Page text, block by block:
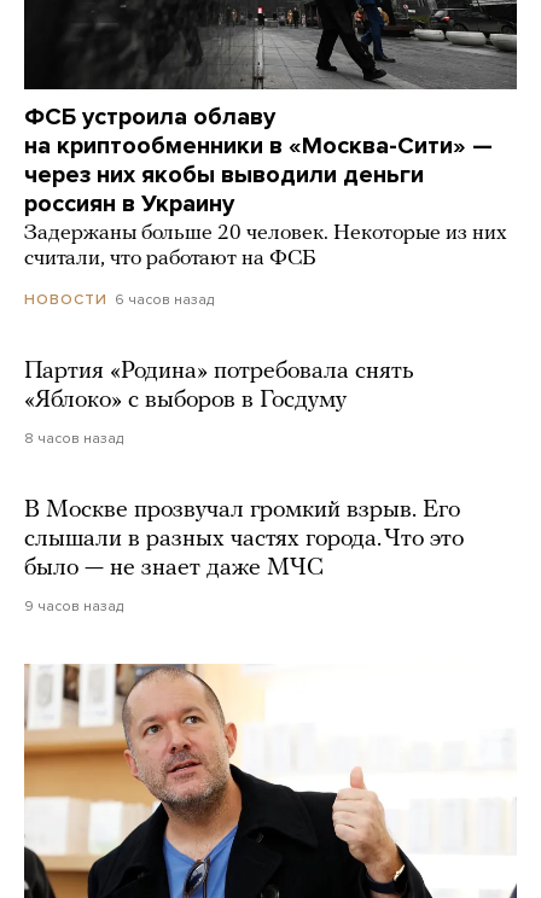
ФСБ устроила облаву
на криптообменники в «Москва-Сити» —
через них якобы выводили деньги
россиян в Украину
Задержаны больше 20 человек. Некоторые из них
считали, что работают на ФСБ
НОВОСТИ 6 часов назад
Партия «Родина» потребовала снять
«Яблоко» с выборов в Госдуму
8 часов назад
В Москве прозвучал громкий взрыв. Его
слышали в разных частях города. Что это
было — не знает даже МЧС
9 часов назад